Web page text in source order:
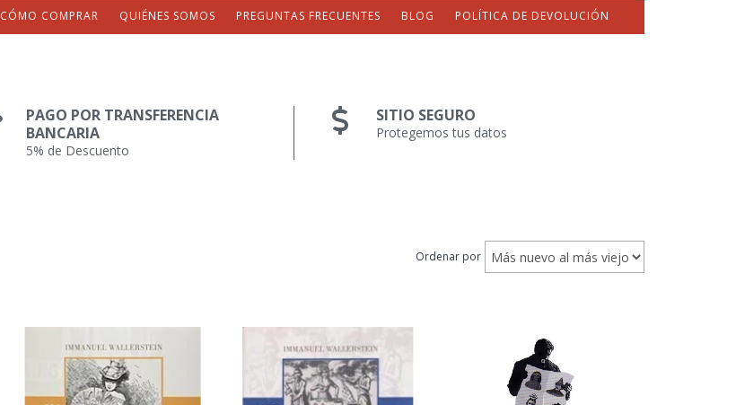
CÓMO COMPRAR QUIÉNES SOMOS PREGUNTAS FRECUENTES BLOG POLÍTICA DE DEVOLUCIÓN
PAGO POR TRANSFERENCIA
BANCARIA
5% de Descuento
SITIO SEGURO
Protegemos tus datos
Ordenar por